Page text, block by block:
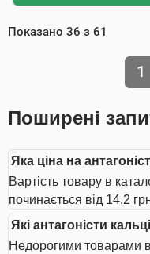
Показано 36 з 61
1
Поширені
Яка ціна на
Вартість товару в
починається від 14.2
Які антагоністи
Недорогими товарами в